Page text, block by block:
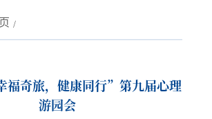
福奇旅，健康同行”第九届心理
游园会